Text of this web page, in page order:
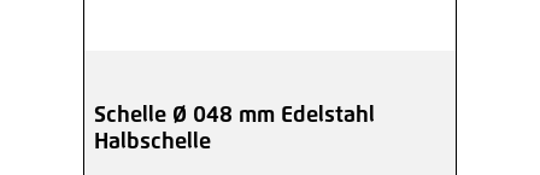
Schelle Ø 048 mm Edelstahl
Halbschelle